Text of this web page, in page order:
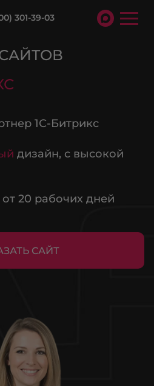
301-39-03
1С-Битрикс
дизайн, с высокой
от 20 рабочих дней
САЙТ